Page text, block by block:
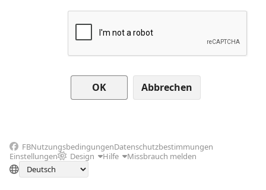
Abbrechen
FBNutzungsbedingungenDatenschutzbestimmungen
Einstellungen
Design Hilfe Missbrauch melden